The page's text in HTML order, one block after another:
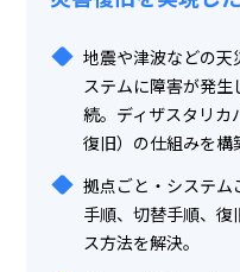
地震や津波などの
ステムに障害が発
続。ディザスタリ
復旧）の仕組みを構
拠点ごと・システ
手順、切替手順、
ス方法を解決。